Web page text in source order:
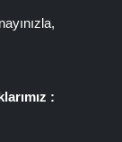
: